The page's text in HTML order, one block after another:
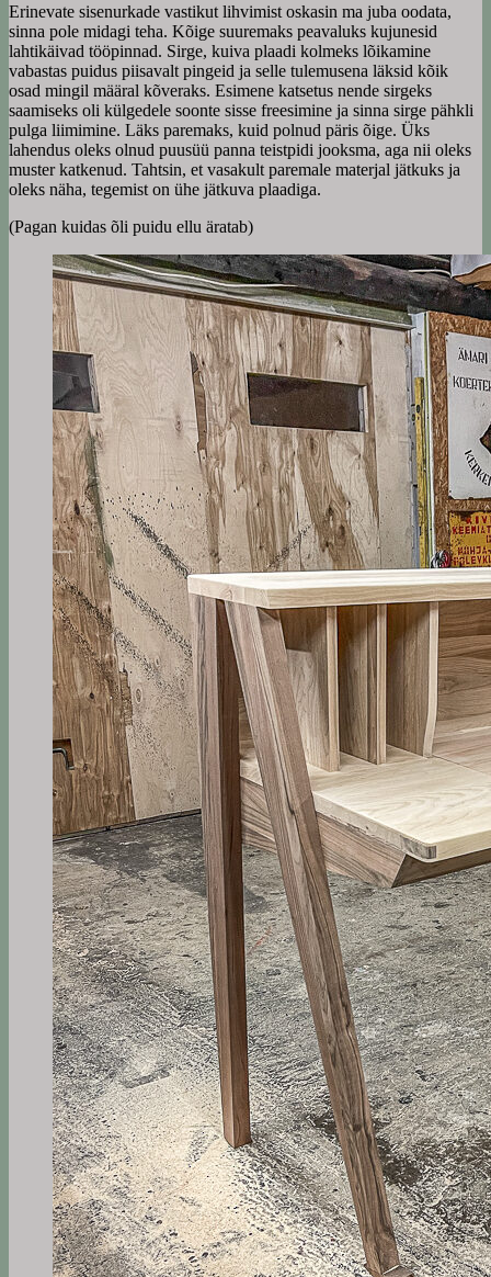
Erinevate sisenurkade vastikut lihvimist oskasin ma juba oodata,
sinna pole midagi teha. Kõige suuremaks peavaluks kujunesid
lahtikäivad tööpinnad. Sirge, kuiva plaadi kolmeks lõikamine
vabastas puidus piisavalt pingeid ja selle tulemusena läksid kõik
osad mingil määral kõveraks. Esimene katsetus nende sirgeks
saamiseks oli külgedele soonte sisse freesimine ja sinna sirge pähkli
pulga liimimine. Läks paremaks, kuid polnud päris õige. Üks
lahendus oleks olnud puusüü panna teistpidi jooksma, aga nii oleks
muster katkenud. Tahtsin, et vasakult paremale materjal jätkuks ja
oleks näha, tegemist on ühe jätkuva plaadiga.
(Pagan kuidas õli puidu ellu äratab)